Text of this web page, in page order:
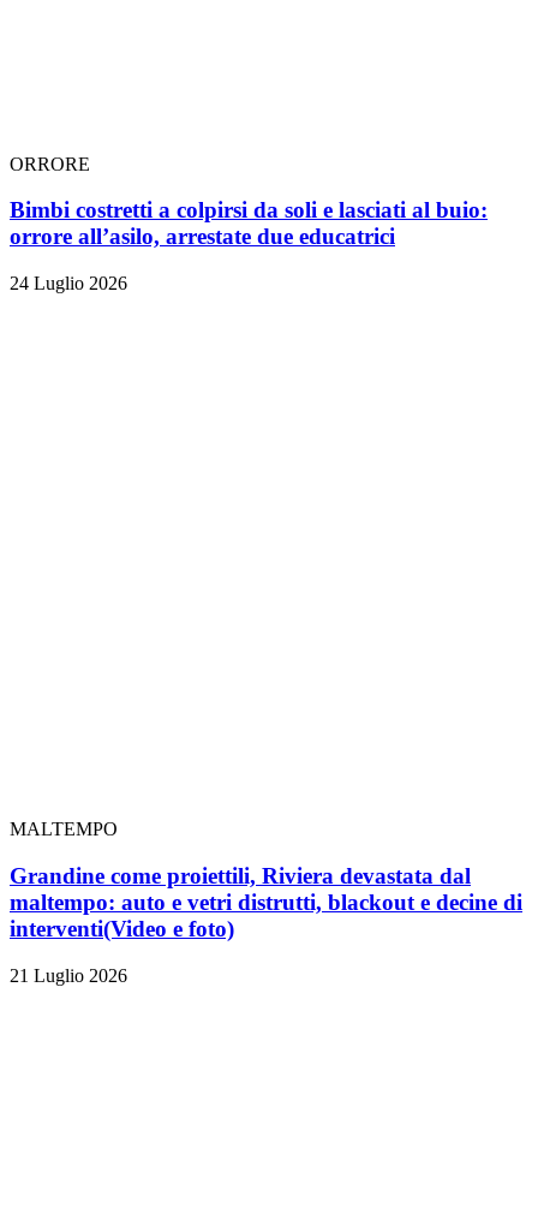
ORRORE
Bimbi costretti a colpirsi da soli e lasciati al buio:
orrore all’asilo, arrestate due educatrici
24 Luglio 2026
MALTEMPO
Grandine come proiettili, Riviera devastata dal
maltempo: auto e vetri distrutti, blackout e decine di
interventi(Video e foto)
21 Luglio 2026